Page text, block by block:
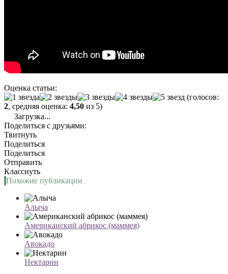
Оценка статьи:
(голосов:
2, средняя оценка: 4,50 из 5)
Загрузка...
Поделиться с друзьями:
Твитнуть
Поделиться
Поделиться
Отправить
Класснуть
Похожие публикации
Алыча
Американский абрикос (маммея)
Авокадо
Нектарин